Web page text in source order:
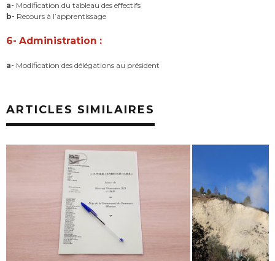
a- Modification du tableau des effectifs
b- Recours à l’apprentissage
6- Administration :
a- Modification des délégations au président
ARTICLES SIMILAIRES